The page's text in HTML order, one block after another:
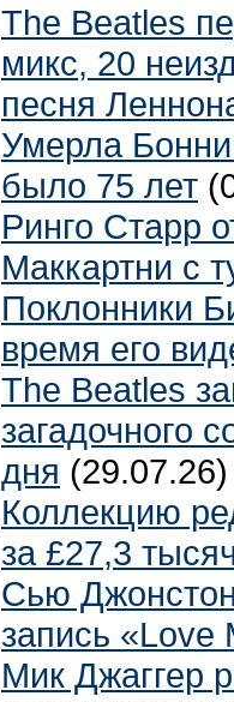
The Beatles
микс, 20
песня
Умерла
было 75 лет
Ринго Старр
Маккартни с
Поклонники
время его
The Beatles
загадочного
дня (29.07.26)
Коллекцию
за £27,3
Сью
запись «Love
Мик Джаггер